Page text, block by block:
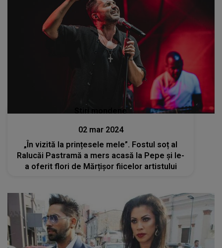
Stiri mondene
02 mar 2024
„În vizită la prințesele mele”. Fostul soț al
Ralucăi Pastramă a mers acasă la Pepe și le-
a oferit flori de Mărțișor fiicelor artistului